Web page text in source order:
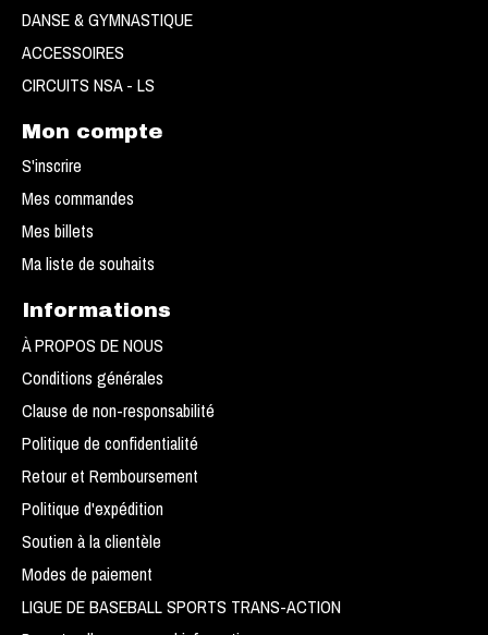
DANSE & GYMNASTIQUE
ACCESSOIRES
CIRCUITS NSA - LS
Mon compte
S'inscrire
Mes commandes
Mes billets
Ma liste de souhaits
Informations
À PROPOS DE NOUS
Conditions générales
Clause de non-responsabilité
Politique de confidentialité
Retour et Remboursement
Politique d'expédition
Soutien à la clientèle
Modes de paiement
LIGUE DE BASEBALL SPORTS TRANS-ACTION